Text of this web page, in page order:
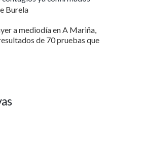
Burela
a mediodía en A Mariña,
de 70 pruebas que